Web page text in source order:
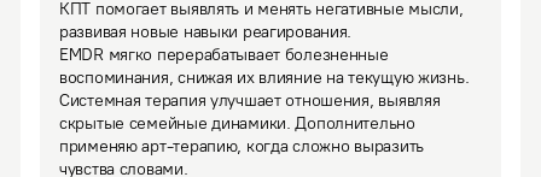
КПТ помогает выявлять и менять негативные мысли,
развивая новые навыки реагирования.
EMDR мягко перерабатывает болезненные
воспоминания, снижая их влияние на текущую жизнь.
Системная терапия улучшает отношения, выявляя
скрытые семейные динамики. Дополнительно
применяю арт-терапию, когда сложно выразить
чувства словами.